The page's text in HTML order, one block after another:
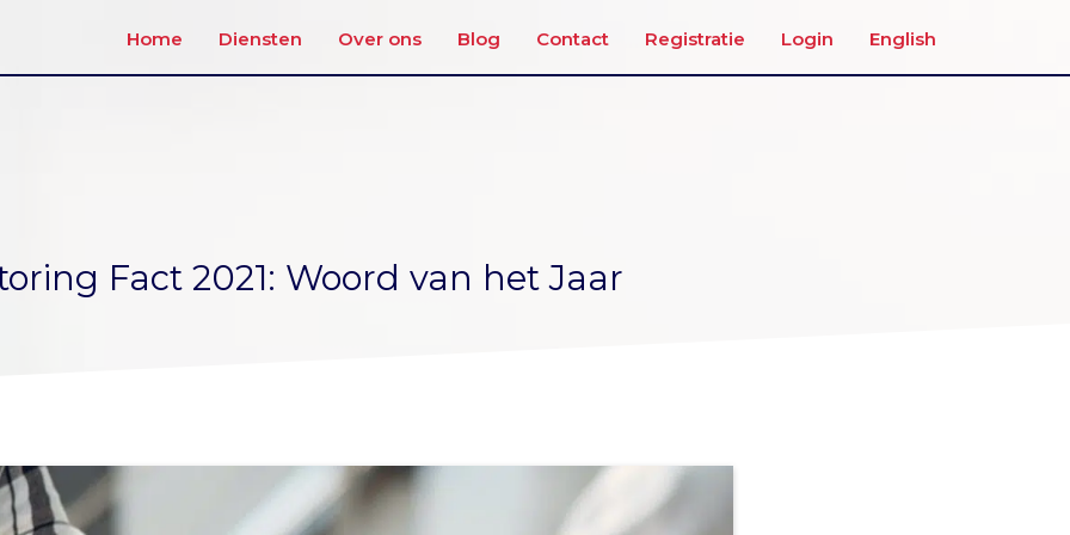
Home Diensten Over ons Blog Contact Registratie Login English
Fact 2021: Woord van het Jaar